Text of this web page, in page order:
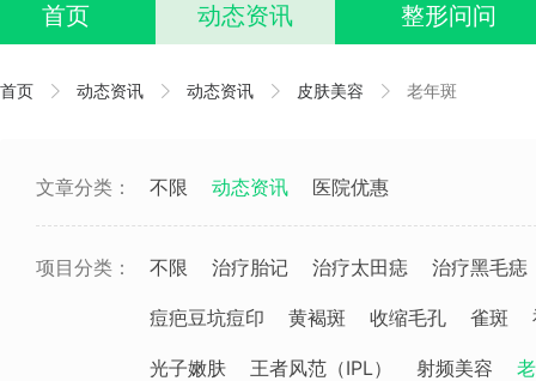
首页 动态资讯 整形问问
首页 动态资讯 动态资讯 皮肤美容 老年斑
文章分类： 不限 动态资讯 医院优惠
项目分类： 不限 治疗胎记 治疗太田痣 治疗黑毛痣
痘疤豆坑痘印 黄褐斑 收缩毛孔 雀斑
光子嫩肤 王者风范（IPL） 射频美容